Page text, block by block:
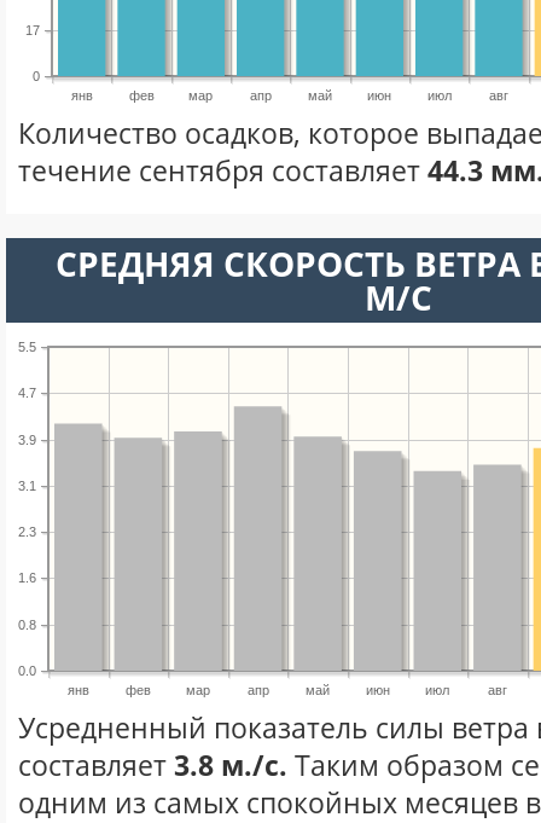
янв фев мар апр май июн июл авг
0
17
Количество осадков, которое
течение сентября составляет44.3
СРЕДНЯЯ СКОРОСТЬ ВЕТРА
М/С
янв фев мар апр май июн июл авг
0.0
0.8
1.6
2.3
3.1
3.9
4.7
5.5
Усредненный показатель силы ветра
составляет3.8 м./с. Таким образом
одним из самых спокойных месяцев